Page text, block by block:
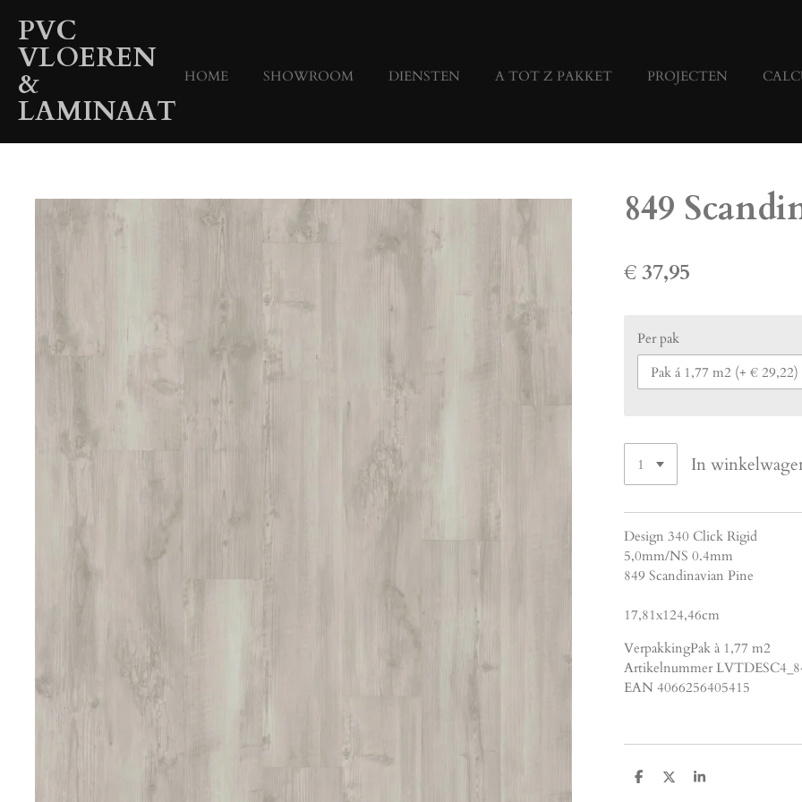
Ga
direct
naar
de
hoofdinhoud
PVC
VLOEREN
&
LAMINAAT
HOME SHOWROOM DIENSTEN A TOT Z PAKKET PROJECTEN
849
€ 37,95
Per pak
In
Design 340 Click Rigid
5,0mm/NS 0.4mm
849 Scandinavian Pine
17,81x124,46cm
VerpakkingPak à 1,77 m2
Artikelnummer
EAN 4066256405415
D
D
S